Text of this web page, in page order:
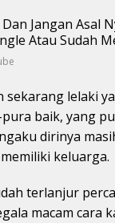
sekarang lelaki
baik, yang
dirinya
keluarga.
terlanjur
macam cara